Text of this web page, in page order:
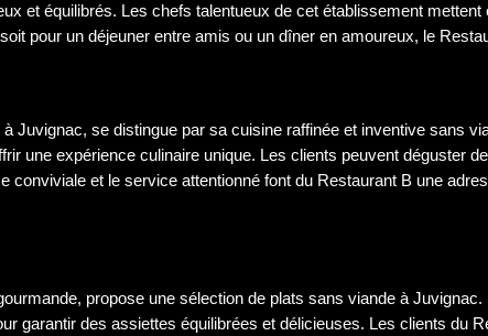
et équilibrés. Les chefs talentueux de cet établissement
pour un déjeuner entre amis ou un dîner en amoureux, le
Juvignac, se distingue par sa cuisine raffinée et inventive sans
une expérience culinaire unique. Les clients peuvent déguster
conviviale et le service attentionné font du Restaurant B une
propose une sélection de plats sans viande à
garantir des assiettes équilibrées et délicieuses. Les clients du